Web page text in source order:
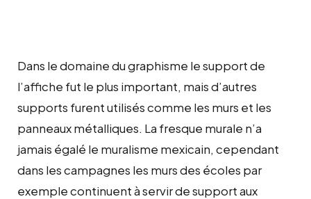
Dans le domaine du graphisme le support de
l’affiche fut le plus important, mais d’autres
supports furent utilisés comme les murs et les
panneaux métalliques. La fresque murale n’a
jamais égalé le muralisme mexicain, cependant
dans les campagnes les murs des écoles par
exemple continuent à servir de support aux